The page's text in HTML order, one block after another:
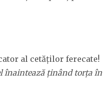
al cetăților ferecate!
înaintează ținând torța în